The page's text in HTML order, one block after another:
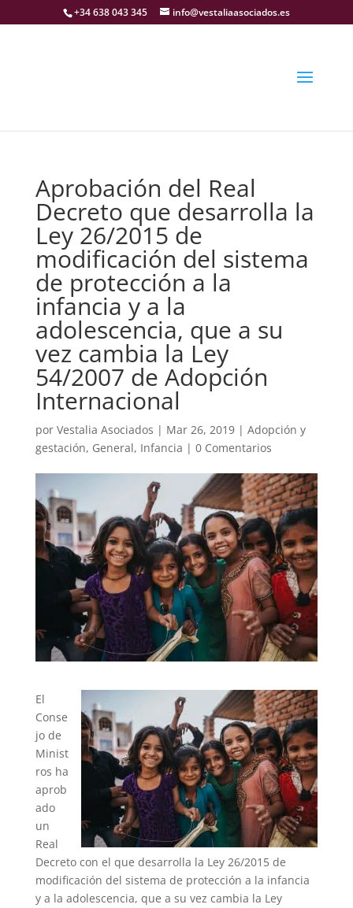
+34 638 043 345 info@vestaliaasociados.es
Aprobación del Real
Decreto que desarrolla la
Ley 26/2015 de
modificación del sistema
de protección a la
infancia y a la
adolescencia, que a su
vez cambia la Ley
54/2007 de Adopción
Internacional
por Vestalia Asociados | Mar 26, 2019| Adopción y
gestación, General, Infancia | 0 Comentarios
El
Conse
jo de
Minist
ros ha
aprob
ado
un
Real
Decreto con el que desarrolla la Ley 26/2015 de
modificación del sistema de protección a la infancia
y a la adolescencia, que a su vez cambia la Ley